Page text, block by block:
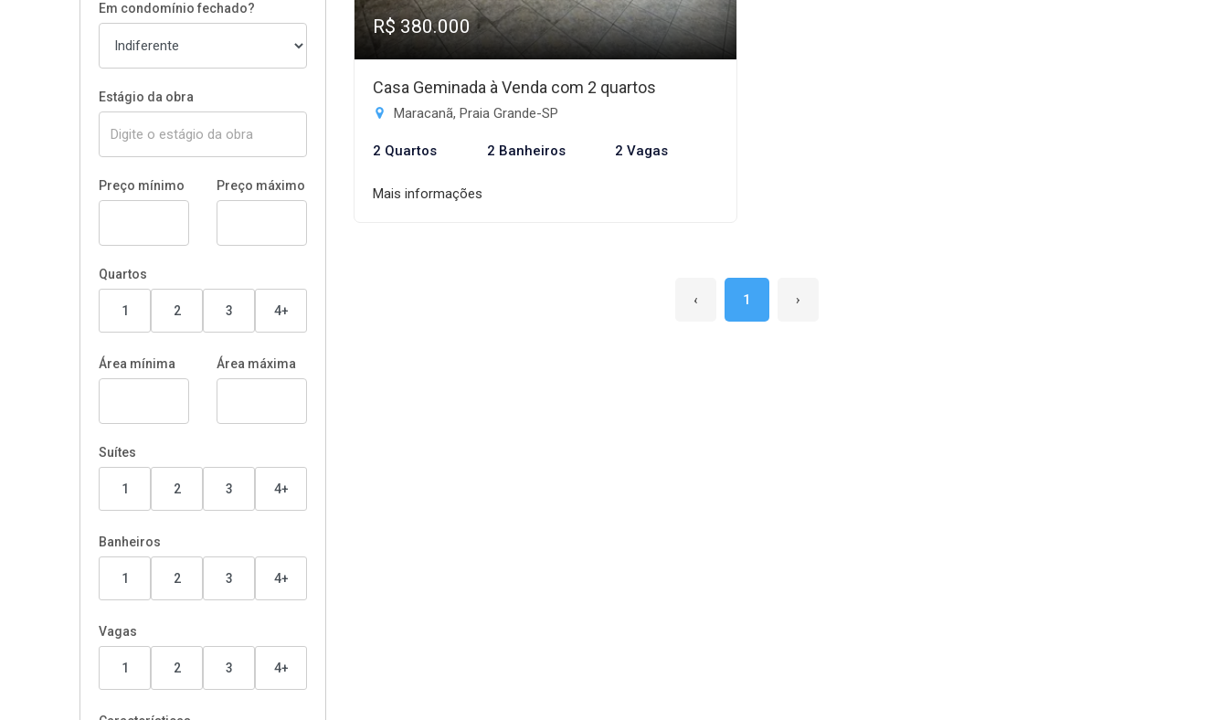
Em condomínio fechado?
Estágio da obra
Preço mínimo Preço máximo
Quartos
1 2 3 4+
Área mínima Área máxima
Suítes
1 2 3 4+
Banheiros
1 2 3 4+
Vagas
1 2 3 4+
R$ 380.000
Casa Geminada à Venda com 2 quartos
Maracanã, Praia Grande-SP
2 Quartos 2 Banheiros 2 Vagas
Mais informações
‹ 1 ›